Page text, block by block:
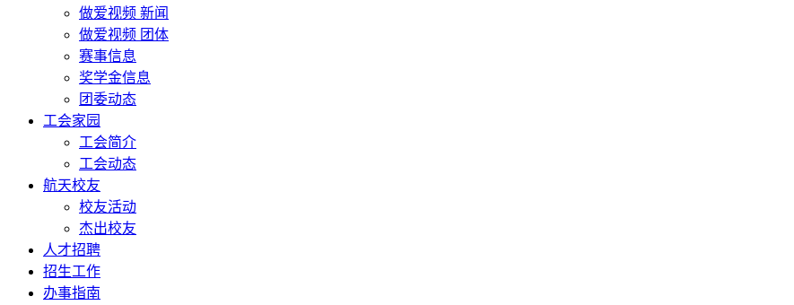
做爱视频 新闻
做爱视频 团体
赛事信息
奖学金信息
团委动态
工会家园
工会简介
工会动态
航天校友
校友活动
杰出校友
人才招聘
招生工作
办事指南